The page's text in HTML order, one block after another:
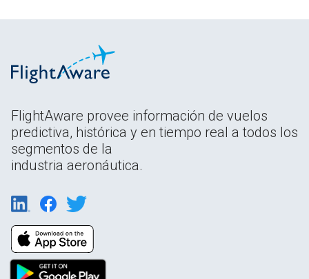
FlightAware provee información de vuelos
predictiva, histórica y en tiempo real a todos los
segmentos de la
industria aeronáutica.